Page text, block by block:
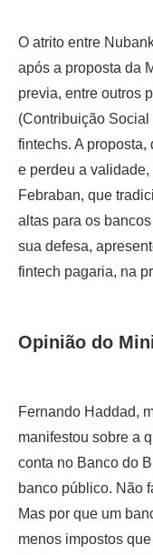
O atrito entre
após a proposta da
previa, entre outros
(Contribuição
fintechs. A
e perdeu a
Febraban, que
altas para os
sua defesa,
fintech pagaria, na
Opinião do
Fernando Haddad,
manifestou sobre a
conta no Banco do
banco público. Não
Mas por que um
menos impostos